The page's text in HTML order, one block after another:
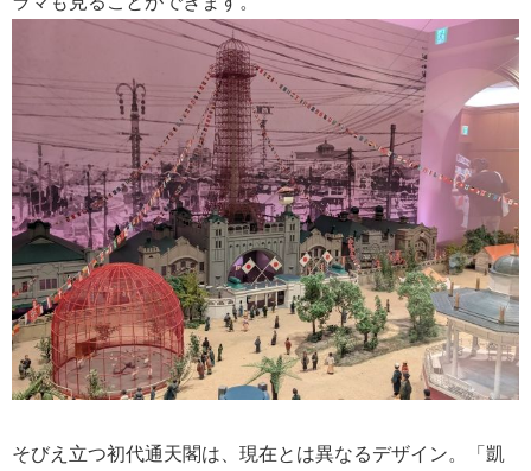
そびえ立つ初代通天閣は、現在とは異なるデザイン。「凱